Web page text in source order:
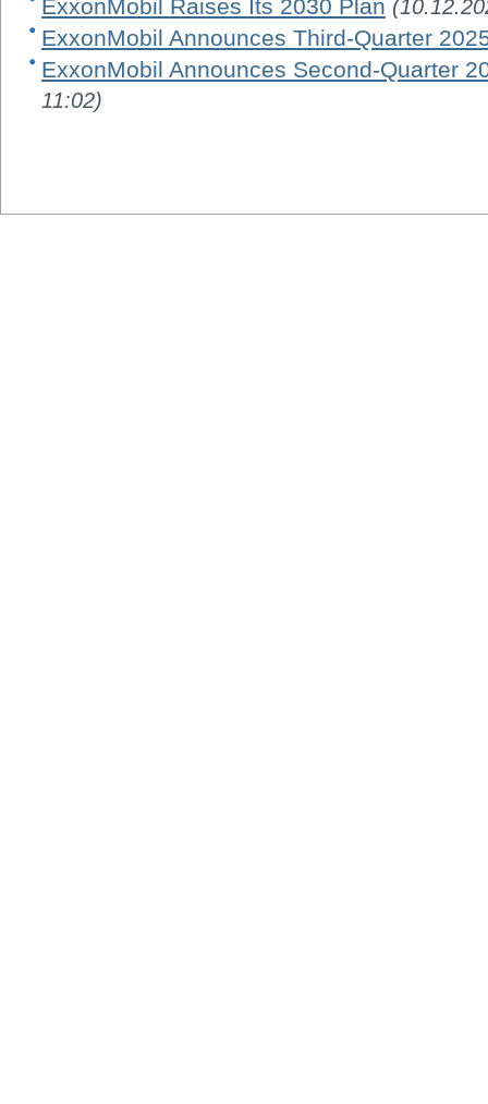
ExxonMobil Raises Its 2030 Plan
ExxonMobil Announces Third-Quarter
ExxonMobil Announces Second-Quarter
11:02)